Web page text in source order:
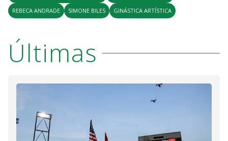
REBECA ANDRADE
SIMONE BILES GINÁSTICA ARTÍSTICA
Últimas